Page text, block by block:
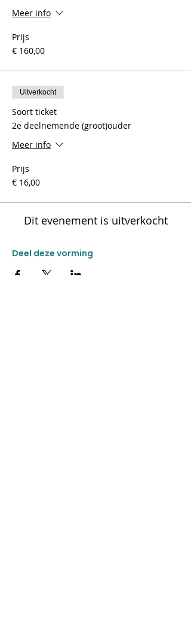
Meer info
Prijs
€ 160,00
Uitverkocht
Soort ticket
2e deelnemende (groot)ouder
Meer info
Prijs
€ 16,00
Dit evenement is uitverkocht
Deel deze vorming